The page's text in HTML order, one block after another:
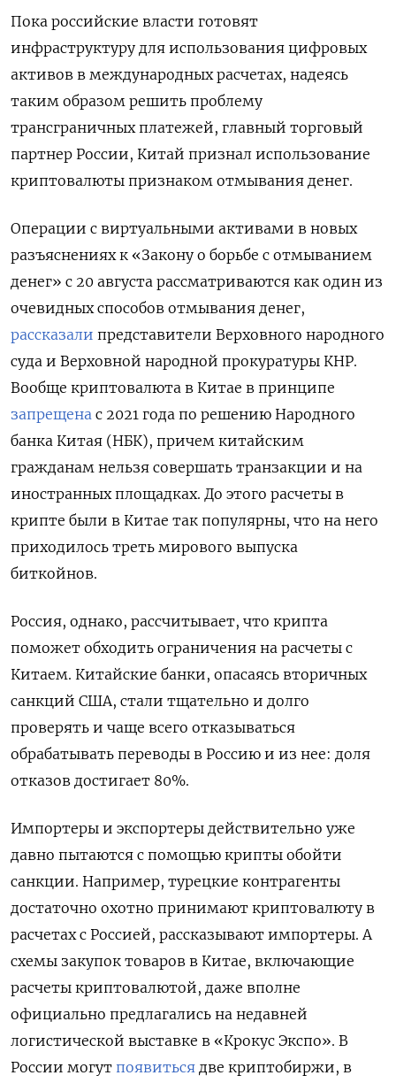
Пока российские власти готовят
инфраструктуру для использования цифровых
активов в международных расчетах, надеясь
таким образом решить проблему
трансграничных платежей, главный торговый
партнер России, Китай признал использование
криптовалюты признаком отмывания денег.
Операции с виртуальными активами в новых
разъяснениях к «Закону о борьбе с отмыванием
денег» с 20 августа рассматриваются как один из
очевидных способов отмывания денег,
рассказали представители Верховного народного
суда и Верховной народной прокуратуры КНР.
Вообще криптовалюта в Китае в принципе
запрещена с 2021 года по решению Народного
банка Китая (НБК), причем китайским
гражданам нельзя совершать транзакции и на
иностранных площадках. До этого расчеты в
крипте были в Китае так популярны, что на него
приходилось треть мирового выпуска
биткойнов.
Россия, однако, рассчитывает, что крипта
поможет обходить ограничения на расчеты с
Китаем. Китайские банки, опасаясь вторичных
санкций США, стали тщательно и долго
проверять и чаще всего отказываться
обрабатывать переводы в Россию и из нее: доля
отказов достигает 80%.
Импортеры и экспортеры действительно уже
давно пытаются с помощью крипты обойти
санкции. Например, турецкие контрагенты
достаточно охотно принимают криптовалюту в
расчетах с Россией, рассказывают импортеры. А
схемы закупок товаров в Китае, включающие
расчеты криптовалютой, даже вполне
официально предлагались на недавней
логистической выставке в «Крокус Экспо». В
России могут появиться две криптобиржи, в